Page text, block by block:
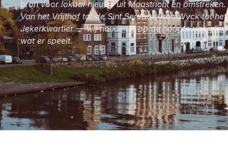
bron voor lokaal nieuws uit Maastricht en omstreken.
Van het Vrijthof tot de Sint Servaas, van Wyck tot het
Jekerkwartier — wij houden u op de hoogte van alles
wat er speelt.